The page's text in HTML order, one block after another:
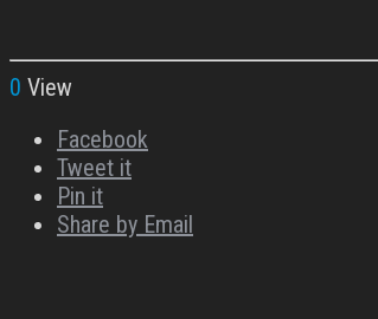
0 View
Facebook
Tweet it
Pin it
Share by Email